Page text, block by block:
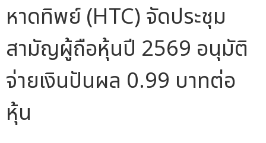
หาดทิพย์ (HTC) จัดประชุม
สามัญผู้ถือหุ้นปี 2569 อนุมัติ
จ่ายเงินปันผล 0.99 บาทต่อ
หุ้น